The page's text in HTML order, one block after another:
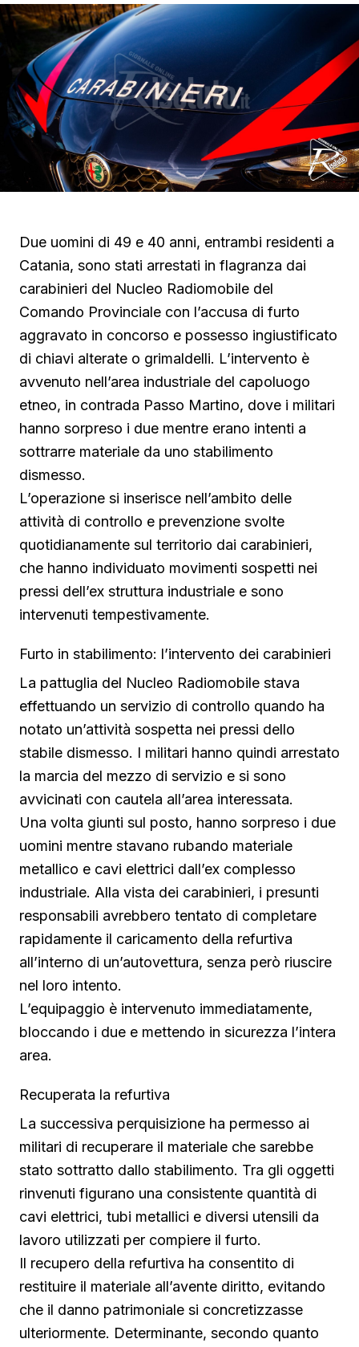
Due uomini di 49 e 40 anni, entrambi residenti a
Catania, sono stati arrestati in flagranza dai
carabinieri del Nucleo Radiomobile del
Comando Provinciale con l’accusa di furto
aggravato in concorso e possesso ingiustificato
di chiavi alterate o grimaldelli. L’intervento è
avvenuto nell’area industriale del capoluogo
etneo, in contrada Passo Martino, dove i militari
hanno sorpreso i due mentre erano intenti a
sottrarre materiale da uno stabilimento
dismesso.
L’operazione si inserisce nell’ambito delle
attività di controllo e prevenzione svolte
quotidianamente sul territorio dai carabinieri,
che hanno individuato movimenti sospetti nei
pressi dell’ex struttura industriale e sono
intervenuti tempestivamente.
Furto in stabilimento: l’intervento dei carabinieri
La pattuglia del Nucleo Radiomobile stava
effettuando un servizio di controllo quando ha
notato un’attività sospetta nei pressi dello
stabile dismesso. I militari hanno quindi arrestato
la marcia del mezzo di servizio e si sono
avvicinati con cautela all’area interessata.
Una volta giunti sul posto, hanno sorpreso i due
uomini mentre stavano rubando materiale
metallico e cavi elettrici dall’ex complesso
industriale. Alla vista dei carabinieri, i presunti
responsabili avrebbero tentato di completare
rapidamente il caricamento della refurtiva
all’interno di un’autovettura, senza però riuscire
nel loro intento.
L’equipaggio è intervenuto immediatamente,
bloccando i due e mettendo in sicurezza l’intera
area.
Recuperata la refurtiva
La successiva perquisizione ha permesso ai
militari di recuperare il materiale che sarebbe
stato sottratto dallo stabilimento. Tra gli oggetti
rinvenuti figurano una consistente quantità di
cavi elettrici, tubi metallici e diversi utensili da
lavoro utilizzati per compiere il furto.
Il recupero della refurtiva ha consentito di
restituire il materiale all’avente diritto, evitando
che il danno patrimoniale si concretizzasse
ulteriormente. Determinante, secondo quanto